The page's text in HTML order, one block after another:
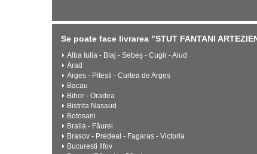
Se poate face livrarea "STUT FANTANI
Alba Iulia - Blaj - Sebeș - Cugir - Aiud
Arad
Arges - Pitesti - Curtea de Arges
Bacau
Bihor - Oradea
Bistrita Nasaud
Botosani
Braila - Făurei
Brasov - Predeal - Fagaras - Victoria
Bucuresti Ilfov